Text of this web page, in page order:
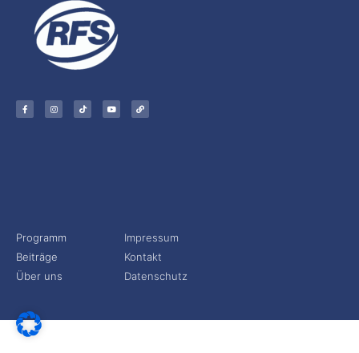
Programm
Beiträge
Über uns
Impressum
Kontakt
Datenschutz